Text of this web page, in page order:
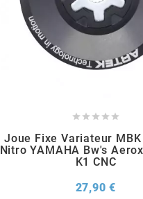
    
Joue Fixe Variateur
Nitro YAMAHA Bw's
K1 CNC
27,90 €